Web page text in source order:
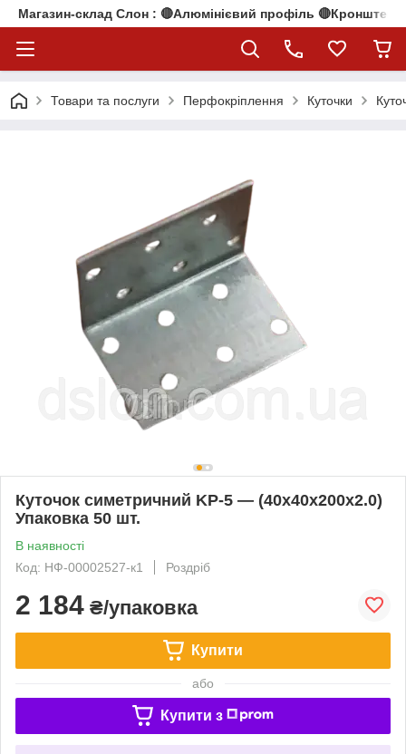
Магазин-склад Слон : 🔴Алюмінієвий профіль
Товари та послуги Перфокріплення Куточки
Куточок симетричний KP-5 — (40х40х200х2.0)
Упаковка 50 шт.
В наявності
Код: НФ-00002527-к1
Роздріб
2 184 ₴/упаковка
Купити
або
Купити з